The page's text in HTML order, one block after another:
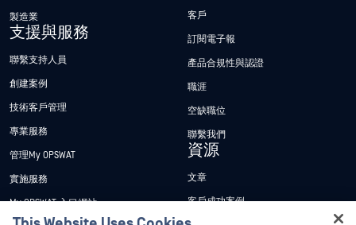
製造業
支援與服務
聯繫支持人員
創建案例
技術客戶管理
專業服務
管理My OPSWAT
實施服務
My OPSWAT 入口網站
客戶
訂閱電子報
產品合規性與認證
職涯
空缺職位
聯繫我們
資源
文章
客戶成功案例